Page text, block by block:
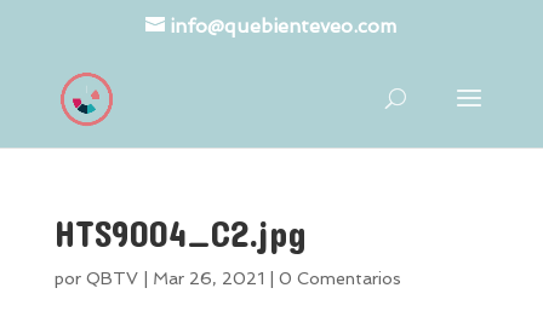
info@quebienteveo.com
HTS9004_C2.jpg
por QBTV| Mar 26, 2021 0 Comentarios